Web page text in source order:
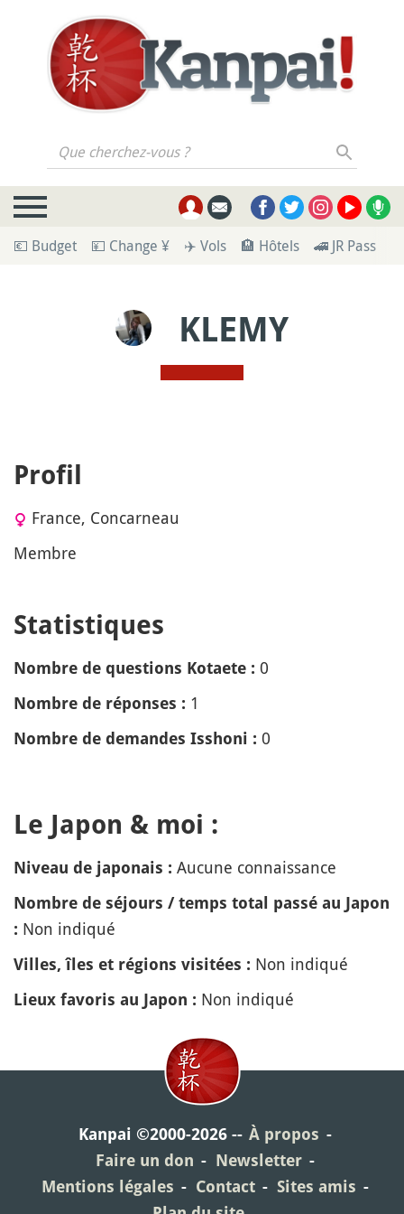
Que cherchez-vous ?
💶 Budget 💴 Change ¥ ✈️ Vols 🏨 Hôtels 🚄 JR Pass
KLEMY
Profil
France, Concarneau
Membre
Statistiques
Nombre de questions Kotaete : 0
Nombre de réponses : 1
Nombre de demandes Isshoni : 0
Le Japon & moi :
Niveau de japonais : Aucune connaissance
Nombre de séjours / temps total passé au Japon
: Non indiqué
Villes, îles et régions visitées : Non indiqué
Lieux favoris au Japon : Non indiqué
Kanpai ©2000-2026
À propos
Faire un don
Newsletter
Mentions légales
Contact
Sites amis